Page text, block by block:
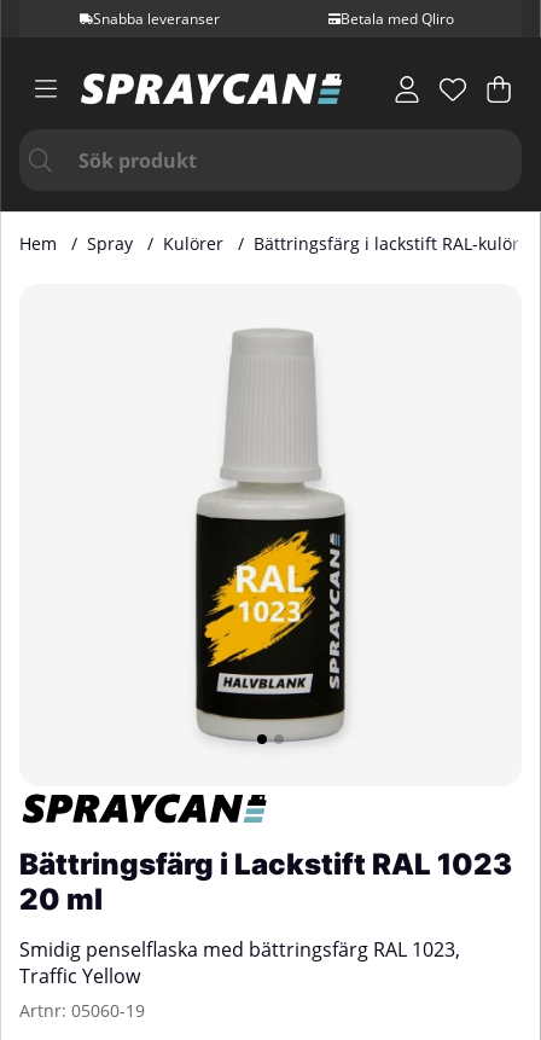
Snabba leveranser Betala med Qliro
.
Hem Spray Kulörer Bättringsfärg i lackstift RAL-kulörer
Bättringsfärg i Lackstift RAL 1023
20 ml
Smidig penselflaska med bättringsfärg RAL 1023,
Traffic Yellow
Artnr: 05060-19